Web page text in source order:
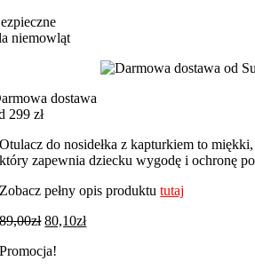
niemowląt
dostawa
299 zł
Otulacz do nosidełka z kapturkiem to
który zapewnia dziecku wygodę i ochronę
Zobacz pełny opis produktututaj
89,00zł 80,10zł
Promocja!